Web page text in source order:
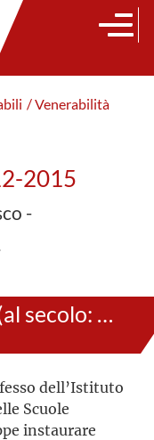
/ Venerabilità
2015
-
Adolfo (al secolo: Leonardo Lanzuela Martínez)
dell’Istituto
Scuole
instaurare